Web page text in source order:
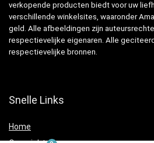
verkopende producten biedt voor uw
verschillende winkelsites, waaronder
geld. Alle afbeeldingen zijn
respectievelijke eigenaren. Alle
respectievelijke bronnen.
Snelle Links
Home